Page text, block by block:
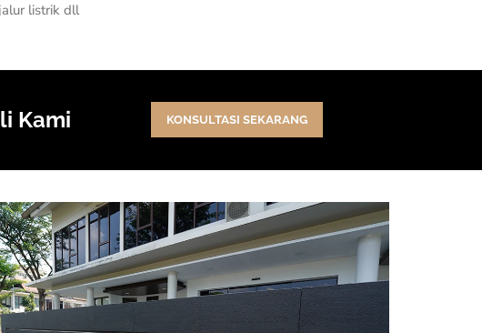
listrik dll
Kami KONSULTASI SEKARANG